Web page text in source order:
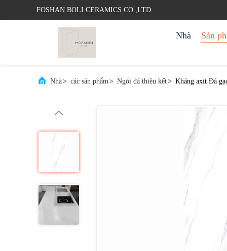
FOSHAN BOLI CERAMICS CO.,LTD.
Nhà Sản
Nhà> các sản phẩm> Ngói đá thiêu kết> Kháng axit Đá